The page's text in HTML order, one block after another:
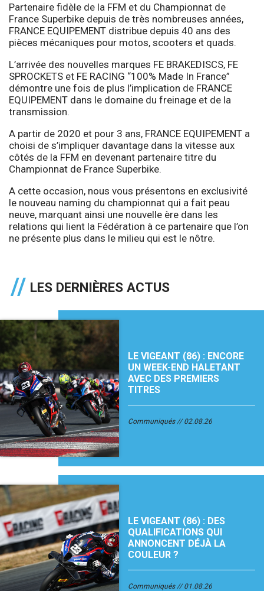
Partenaire fidèle de la FFM et du Championnat de
France Superbike depuis de très nombreuses années,
FRANCE EQUIPEMENT distribue depuis 40 ans des
pièces mécaniques pour motos, scooters et quads.
L’arrivée des nouvelles marques FE BRAKEDISCS, FE
SPROCKETS et FE RACING “100% Made In France”
démontre une fois de plus l’implication de FRANCE
EQUIPEMENT dans le domaine du freinage et de la
transmission.
A partir de 2020 et pour 3 ans, FRANCE EQUIPEMENT a
choisi de s’impliquer davantage dans la vitesse aux
côtés de la FFM en devenant partenaire titre du
Championnat de France Superbike.
A cette occasion, nous vous présentons en exclusivité
le nouveau naming du championnat qui a fait peau
neuve, marquant ainsi une nouvelle ère dans les
relations qui lient la Fédération à ce partenaire que l’on
ne présente plus dans le milieu qui est le nôtre.
LES DERNIÈRES ACTUS
LE VIGEANT (86) : ENCORE
UN WEEK-END HALETANT
AVEC DES PREMIERS
TITRES
Communiqués 02.08.26
LE VIGEANT (86) : DES
QUALIFICATIONS QUI
ANNONCENT DÉJÀ LA
COULEUR ?
Communiqués 01.08.26